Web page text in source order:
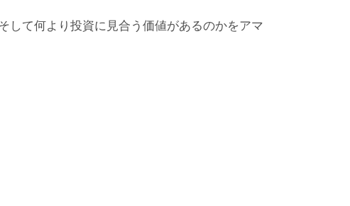
して何より投資に見合う価値があるのかをアマ